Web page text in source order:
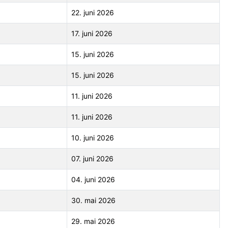
22. juni 2026
17. juni 2026
15. juni 2026
15. juni 2026
11. juni 2026
11. juni 2026
10. juni 2026
07. juni 2026
04. juni 2026
30. mai 2026
29. mai 2026